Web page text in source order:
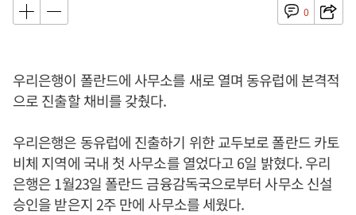
0
우리은행이 폴란드에 사무소를 새로 열며 동유럽에 본격적
으로 진출할 채비를 갖췄다.
우리은행은 동유럽에 진출하기 위한 교두보로 폴란드 카토
비체 지역에 국내 첫 사무소를 열었다고 6일 밝혔다. 우리
은행은 1월23일 폴란드 금융감독국으로부터 사무소 신설
승인을 받은지 2주 만에 사무소를 세웠다.